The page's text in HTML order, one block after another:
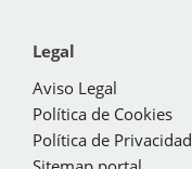
Legal
Aviso Legal
Política de Cookies
Política de Privacidad